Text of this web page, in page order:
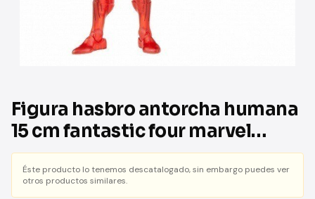
Figura hasbro antorcha humana
15 cm fantastic four marvel
legends f03515l0
Éste producto lo tenemos descatalogado, sin embargo puedes ver
otros productos similares.